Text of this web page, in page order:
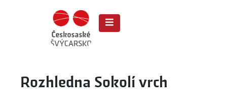
Rozhledna Sokolí vrch